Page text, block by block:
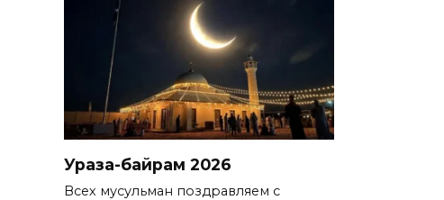
Ураза-байрам 2026
Всех мусульман поздравляем с